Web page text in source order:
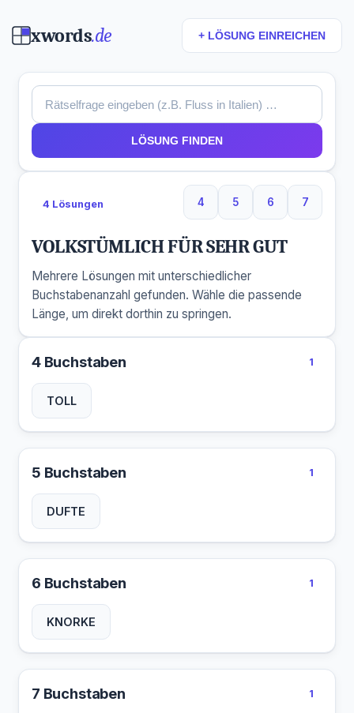
xwords.de + LÖSUNG EINREICHEN
LÖSUNG FINDEN
4 Lösungen 4
4 Buchstaben
5
5 Buchstaben
6
6 Buchstaben
7
7
VOLKSTÜMLICH FÜR SEHR GUT
Mehrere Lösungen mit unterschiedlicher
Buchstabenanzahl gefunden. Wähle die passende
Länge, um direkt dorthin zu springen.
4 Buchstaben 1
TOLL
5 Buchstaben 1
DUFTE
6 Buchstaben 1
KNORKE
7 Buchstaben 1